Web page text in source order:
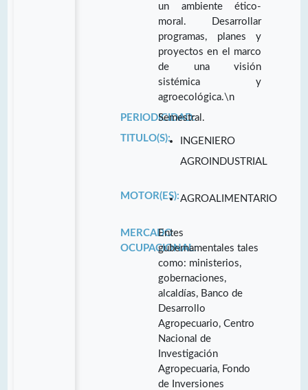
un ambiente ético-
moral. Desarrollar
programas, planes y
proyectos en el marco
de una visión
sistémica y
agroecológica.\n
PERIODICIDAD:
Semestral.
TITULO(S):
INGENIERO
AGROINDUSTRIAL
MOTOR(ES):AGROALIMENTARIO
MERCADO
OCUPACIONAL:
Entes
gubernamentales tales
como: ministerios,
gobernaciones,
alcaldías, Banco de
Desarrollo
Agropecuario, Centro
Nacional de
Investigación
Agropecuaria, Fondo
de Inversiones